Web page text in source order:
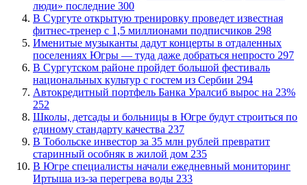
люди» последние 300
В Сургуте открытую тренировку проведет известная
фитнес-тренер с 1,5 миллионами подписчиков 298
Именитые музыканты дадут концерты в отдаленных
поселениях Югры — туда даже добраться непросто 297
В Сургутском районе пройдет большой фестиваль
национальных культур с гостем из Сербии 294
​Автокредитный портфель Банка Уралсиб вырос на 23%
252
Школы, детсады и больницы в Югре будут строиться по
единому стандарту качества 237
В Тобольске инвестор за 35 млн рублей превратит
старинный особняк в жилой дом 235
В Югре специалисты начали ежедневный мониторинг
Иртыша из-за перегрева воды 233